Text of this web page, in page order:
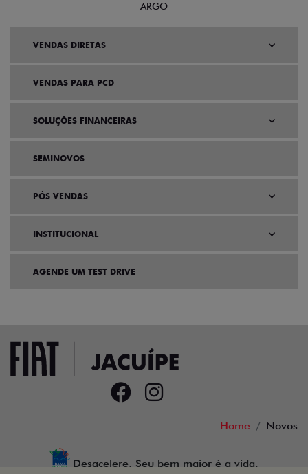
ARGO
VENDAS DIRETAS
VENDAS PARA PCD
SOLUÇÕES FINANCEIRAS
SEMINOVOS
PÓS VENDAS
INSTITUCIONAL
AGENDE UM TEST DRIVE
Home Novos
Desacelere. Seu bem maior é a vida.